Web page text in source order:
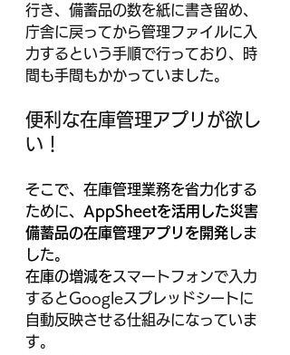
行き、備蓄品の数を紙に書き留め、
庁舎に戻ってから管理ファイルに入
力するという手順で行っており、時
間も手間もかかっていました。
便利な在庫管理アプリが欲し
い！
そこで、在庫管理業務を省力化する
ために、 AppSheetを活用した災害
備蓄品の在庫管理アプリを開発 しま
した。
在庫の増減をスマートフォンで入力
するとGoogleスプレッドシートに
自動反映させる仕組みになっていま
す。